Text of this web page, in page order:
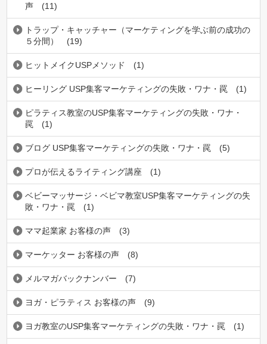
声
(11)
トラップ・キャッチャー（マーケティングを学ぶ前の成功の
５分間）
(19)
ヒットメイクUSPメソッド (1)
ヒーリング USP集客マーケティングの失敗・ワナ・罠 (1)
ピラティス教室のUSP集客マーケティングの失敗・ワナ・
罠
(1)
ブログ USP集客マーケティングの失敗・ワナ・罠 (5)
プロが伝えるライティング講座 (1)
ベビーマッサージ・ベビマ教室USP集客マーケティングの失
敗・ワナ・罠
(1)
ママ起業家 お客様の声 (3)
マーケッター お客様の声 (8)
メルマガバックナンバー (7)
ヨガ・ピラティス お客様の声 (9)
ヨガ教室のUSP集客マーケティングの失敗・ワナ・罠 (1)